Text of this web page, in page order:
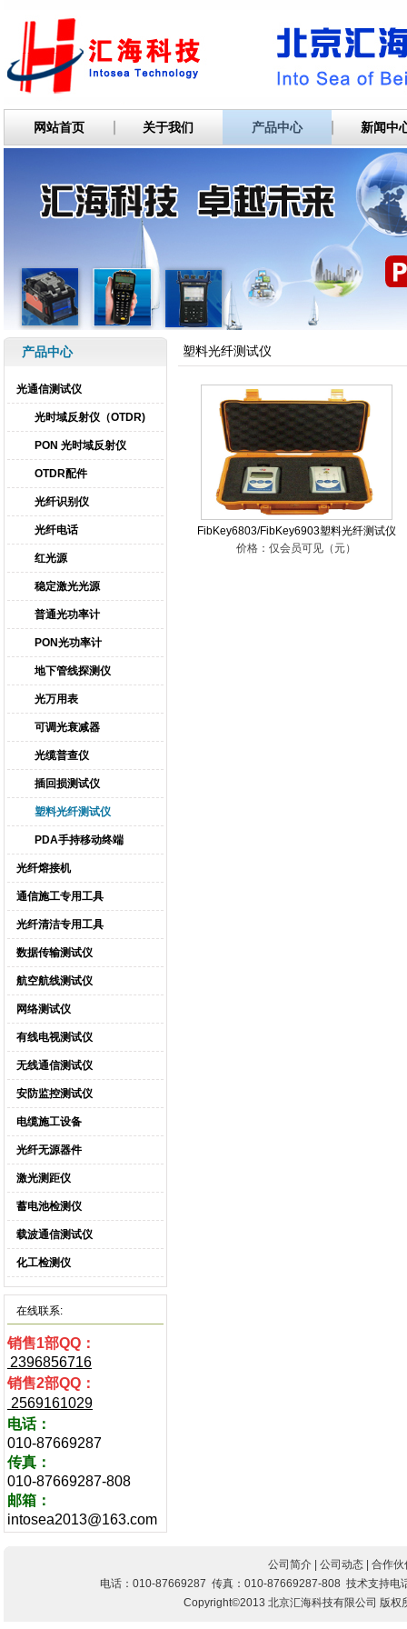
网站首页 关于我们 产品中心 新闻中
产品中心
光通信测试仪
光时域反射仪（OTDR)
PON 光时域反射仪
OTDR配件
光纤识别仪
光纤电话
红光源
稳定激光光源
普通光功率计
PON光功率计
地下管线探测仪
光万用表
可调光衰减器
光缆普查仪
插回损测试仪
塑料光纤测试仪
PDA手持移动终端
光纤熔接机
通信施工专用工具
光纤清洁专用工具
数据传输测试仪
航空航线测试仪
网络测试仪
有线电视测试仪
无线通信测试仪
安防监控测试仪
电缆施工设备
光纤无源器件
激光测距仪
蓄电池检测仪
载波通信测试仪
化工检测仪
在线联系:
销售1部QQ：
2396856716
销售2部QQ：
2569161029
电话：
010-87669287
传真：
010-87669287-808
邮箱：
intosea2013@163.com
塑料光纤测试仪
FibKey6803/FibKey6903塑料光纤测试仪
公司简介 公司动态
合作伙
电话：010-87669287 传真：010-87669287-808 技术支持电
Copyright©2013 北京汇海科技有限公司 版权